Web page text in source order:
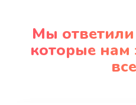
Мы
которые